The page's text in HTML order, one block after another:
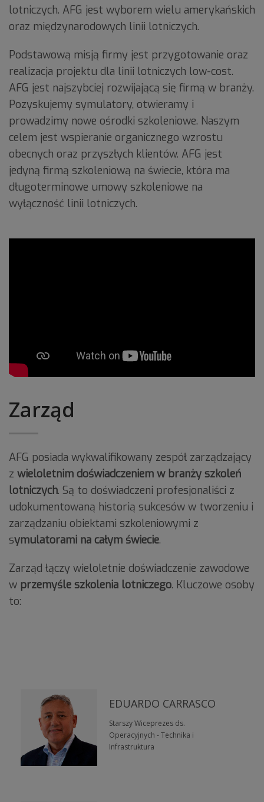
lotniczych. AFG jest wyborem wielu amerykańskich
oraz międzynarodowych linii lotniczych.
Podstawową misją firmy jest przygotowanie oraz
realizacja projektu dla linii lotniczych low-cost.
AFG jest najszybciej rozwijającą się firmą w branży.
Pozyskujemy symulatory, otwieramy i
prowadzimy nowe ośrodki szkoleniowe. Naszym
celem jest wspieranie organicznego wzrostu
obecnych oraz przyszłych klientów. AFG jest
jedyną firmą szkoleniową na świecie, która ma
długoterminowe umowy szkoleniowe na
wyłączność linii lotniczych.
Zarząd
AFG posiada wykwalifikowany zespół zarządzający
z wieloletnim doświadczeniem w branży szkoleń
lotniczych. Są to doświadczeni profesjonaliści z
udokumentowaną historią sukcesów w tworzeniu i
zarządzaniu obiektami szkoleniowymi z
symulatorami na całym świecie.
Zarząd łączy wieloletnie doświadczenie zawodowe
w przemyśle szkolenia lotniczego. Kluczowe osoby
to:
EDUARDO CARRASCO
Starszy Wiceprezes ds.
Operacyjnych - Technika i
Infrastruktura